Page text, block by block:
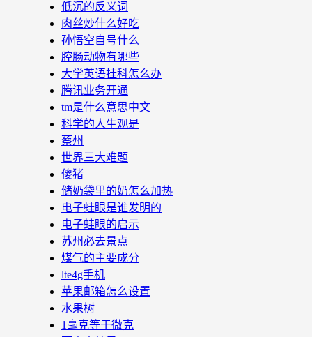
低沉的反义词
肉丝炒什么好吃
孙悟空自号什么
腔肠动物有哪些
大学英语挂科怎么办
腾讯业务开通
tm是什么意思中文
科学的人生观是
蔡州
世界三大难题
傻猪
储奶袋里的奶怎么加热
电子蛙眼是谁发明的
电子蛙眼的启示
苏州必去景点
煤气的主要成分
lte4g手机
苹果邮箱怎么设置
水果树
1毫克等于微克